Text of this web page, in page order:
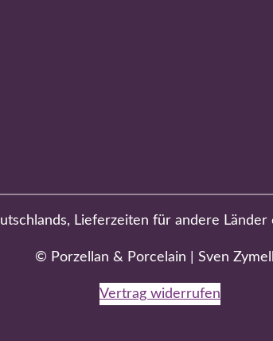
Lieferzeiten für andere Länder
© Porzellan & Porcelain | Sven
Vertrag widerrufen